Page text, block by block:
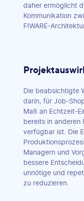
daher ermöglicht
Kommunikation
FIWARE-
Die beabsichtigte
darin, für Job-
Maß an Echtzeit-
bereits in anderen
verfügbar ist. Die
Managern und
bessere
unnötige und
zu reduzieren.